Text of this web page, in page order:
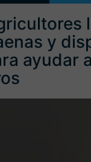
y
ayudar